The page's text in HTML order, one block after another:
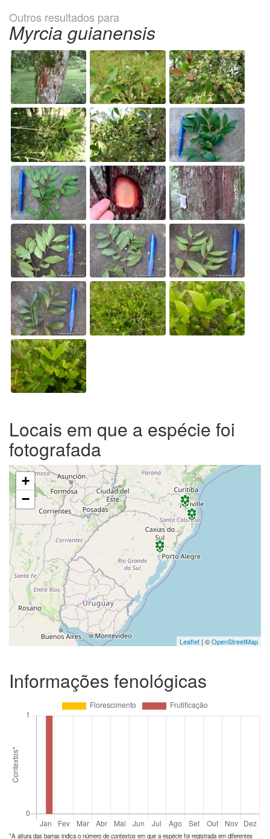
Outros resultados para
Myrcia guianensis
Locais em que a espécie foi
fotografada
+
−
Leaflet | ©OpenStreetMap
Informações fenológicas
*A altura das barras indica o número de contextos em que a espécie foi registrada em diferentes